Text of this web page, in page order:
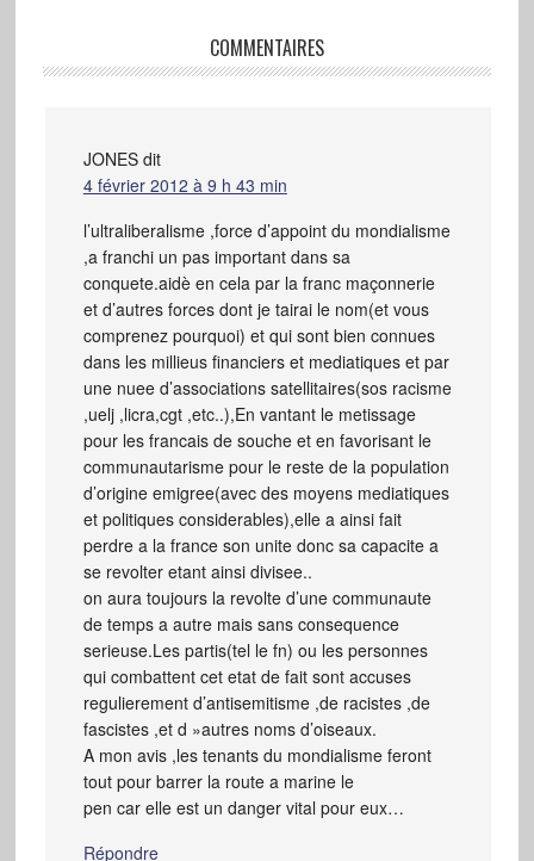
COMMENTAIRES
JONES dit
4 février 2012 à 9 h 43 min
l’ultraliberalisme ,force d’appoint du mondialisme
,a franchi un pas important dans sa
conquete.aidè en cela par la franc maçonnerie
et d’autres forces dont je tairai le nom(et vous
comprenez pourquoi) et qui sont bien connues
dans les millieus financiers et mediatiques et par
une nuee d’associations satellitaires(sos racisme
,uelj ,licra,cgt ,etc..),En vantant le metissage
pour les francais de souche et en favorisant le
communautarisme pour le reste de la population
d’origine emigree(avec des moyens mediatiques
et politiques considerables),elle a ainsi fait
perdre a la france son unite donc sa capacite a
se revolter etant ainsi divisee..
on aura toujours la revolte d’une communaute
de temps a autre mais sans consequence
serieuse.Les partis(tel le fn) ou les personnes
qui combattent cet etat de fait sont accuses
regulierement d’antisemitisme ,de racistes ,de
fascistes ,et d »autres noms d’oiseaux.
A mon avis ,les tenants du mondialisme feront
tout pour barrer la route a marine le
pen car elle est un danger vital pour eux…
Répondre